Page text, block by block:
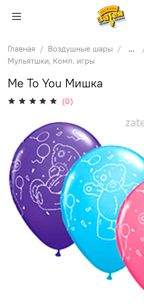
Главная Воздушные шары
...
Мульятшки, Комп. игры
Me To You Мишка
(0)